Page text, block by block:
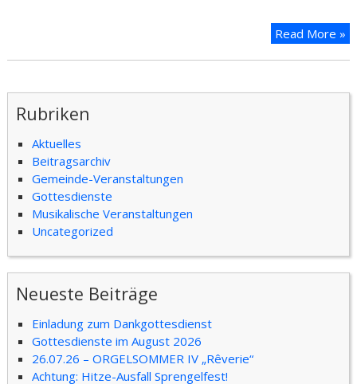
Read More »
Rubriken
Aktuelles
Beitragsarchiv
Gemeinde-Veranstaltungen
Gottesdienste
Musikalische Veranstaltungen
Uncategorized
Neueste Beiträge
Einladung zum Dankgottesdienst
Gottesdienste im August 2026
26.07.26 – ORGELSOMMER IV „Rêverie“
Achtung: Hitze-Ausfall Sprengelfest!